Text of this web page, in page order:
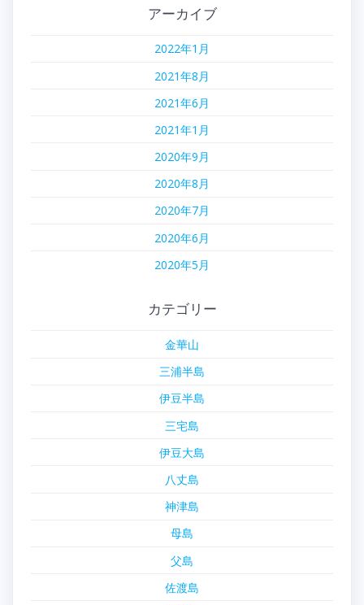
アーカイブ
2022年1月
2021年8月
2021年6月
2021年1月
2020年9月
2020年8月
2020年7月
2020年6月
2020年5月
カテゴリー
金華山
三浦半島
伊豆半島
三宅島
伊豆大島
八丈島
神津島
母島
父島
佐渡島